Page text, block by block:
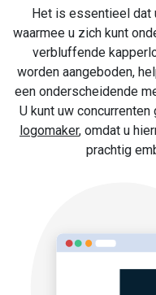
Het is essentieel dat
waarmee u zich kunt
verbluffende
worden aangeboden,
een onderscheidende
U kunt uw
logomaker, omdat u
prachtig